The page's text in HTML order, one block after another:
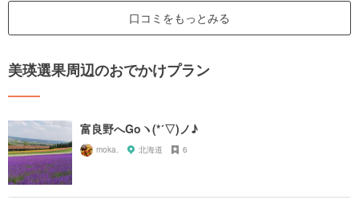
口コミをもっとみる
美瑛選果周辺のおでかけプラン
富良野へGoヽ(*´▽)ノ♪
moka. 北海道 6